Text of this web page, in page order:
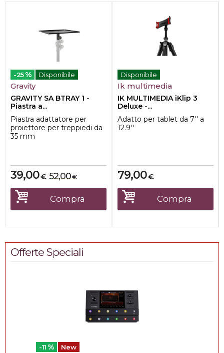
-25 % Disponibile
Gravity
GRAVITY SA BTRAY 1 -
Piastra a...
Piastra adattatore per
proiettore per treppiedi da
35 mm
€
39,00 €
52,00
Compra
Disponibile
Ik multimedia
IK MULTIMEDIA iKlip 3
Deluxe -...
Adatto per tablet da 7'' a
12.9''
€
79,00
Compra
Offerte Speciali
-11 % New